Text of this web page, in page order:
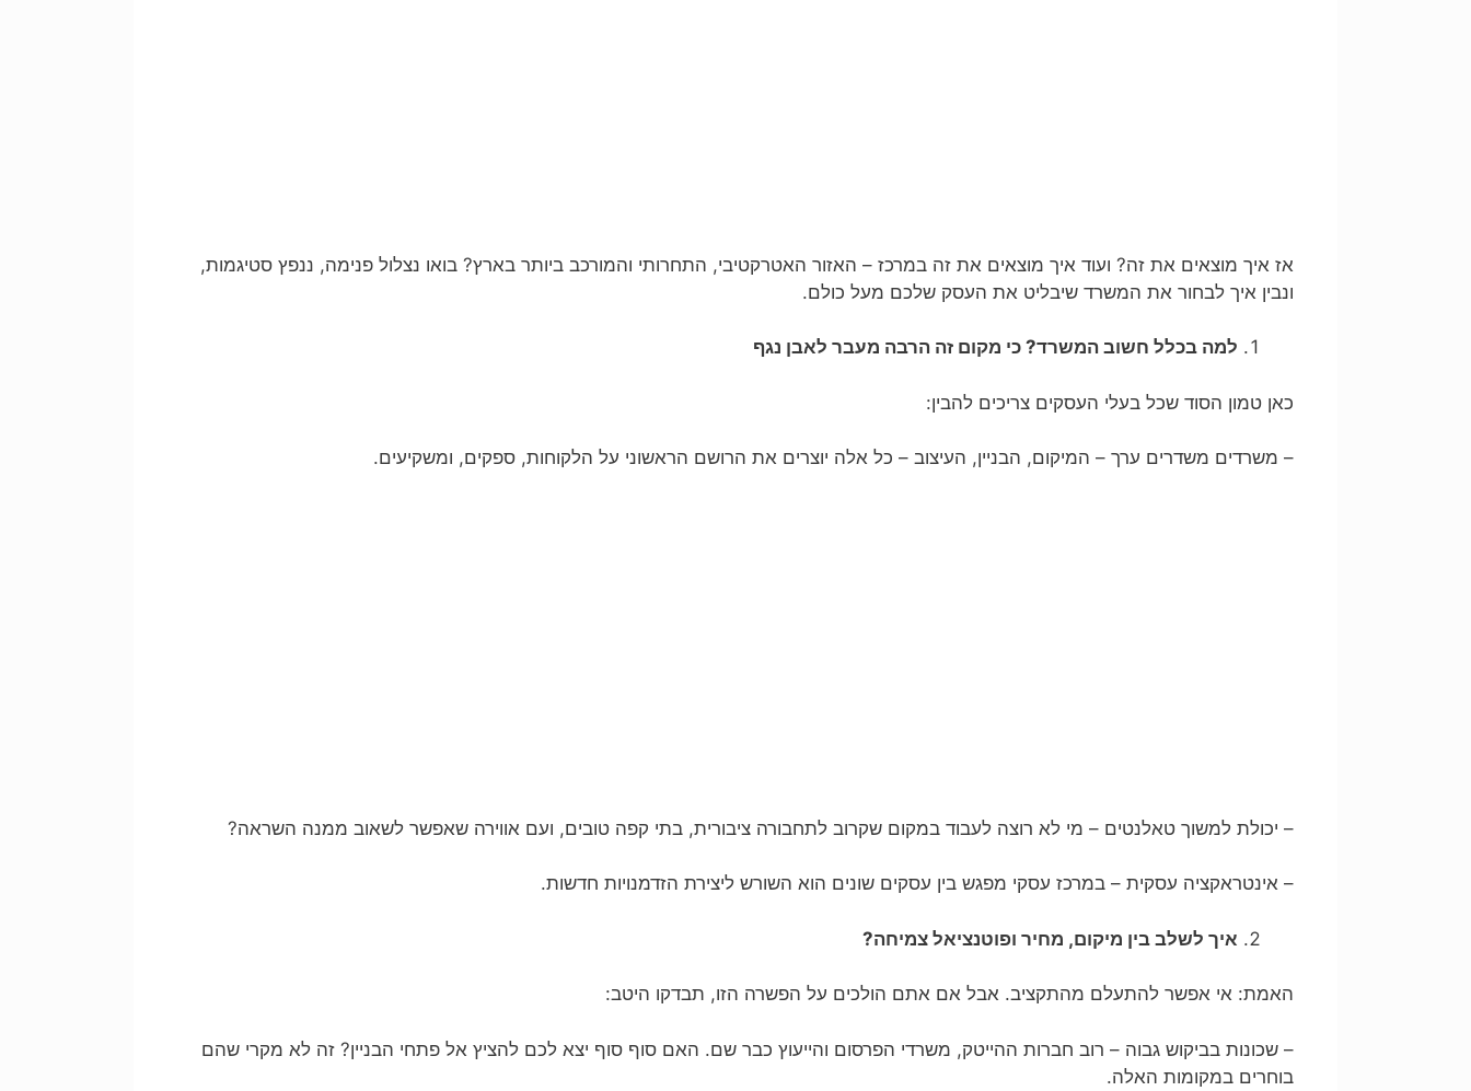
אז איך מוצאים את זה? ועוד איך מוצאים את זה במרכז – האזור האטרקטיבי, התחרותי והמורכב ביותר בארץ? בואו נצלול פנימה, ננפץ סטיגמות,
ונבין איך לבחור את המשרד שיבליט את העסק שלכם מעל כולם.
למה בכלל חשוב המשרד? כי מקום זה הרבה מעבר לאבן נגף
כאן טמון הסוד שכל בעלי העסקים צריכים להבין:
– משרדים משדרים ערך – המיקום, הבניין, העיצוב – כל אלה יוצרים את הרושם הראשוני על הלקוחות, ספקים, ומשקיעים.
– יכולת למשוך טאלנטים – מי לא רוצה לעבוד במקום שקרוב לתחבורה ציבורית, בתי קפה טובים, ועם אווירה שאפשר לשאוב ממנה השראה?
– אינטראקציה עסקית – במרכז עסקי מפגש בין עסקים שונים הוא השורש ליצירת הזדמנויות חדשות.
איך לשלב בין מיקום, מחיר ופוטנציאל צמיחה?
האמת: אי אפשר להתעלם מהתקציב. אבל אם אתם הולכים על הפשרה הזו, תבדקו היטב:
– שכונות בביקוש גבוה – רוב חברות ההייטק, משרדי הפרסום והייעוץ כבר שם. האם סוף סוף יצא לכם להציץ אל פתחי הבניין? זה לא מקרי שהם
בוחרים במקומות האלה.